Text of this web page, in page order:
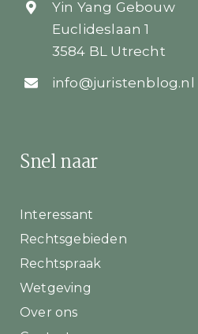
Snel naar
Interessant
Rechtsgebieden
Rechtspraak
Wetgeving
Over ons
Yin Yang Gebouw
Euclideslaan 1
3584 BL Utrecht
info@juristenblog.nl